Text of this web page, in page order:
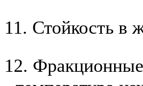
11. Стойкость в
12.